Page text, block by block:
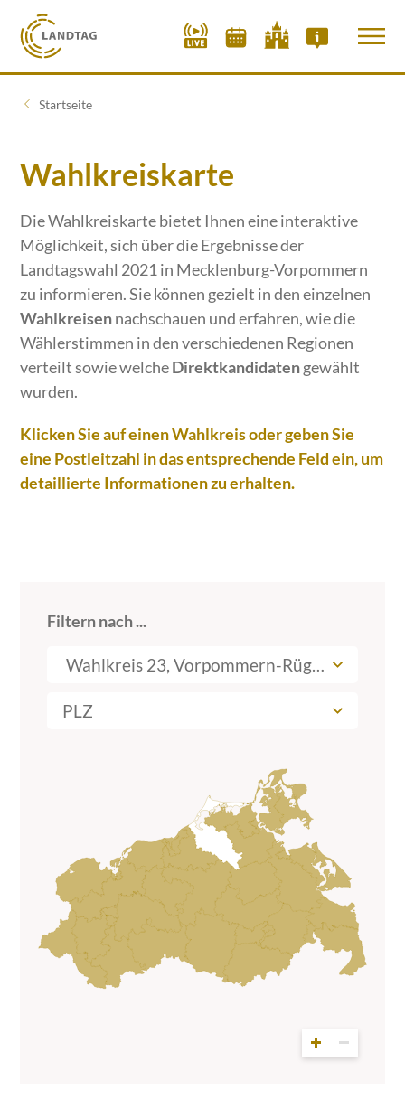
Startseite
Wahlkreiskarte
Die Wahlkreiskarte bietet Ihnen eine interaktive
Möglichkeit, sich über die Ergebnisse der
Landtagswahl 2021 in Mecklenburg-Vorpommern
zu informieren. Sie können gezielt in den einzelnen
Wahlkreisennachschauen und erfahren, wie die
Wählerstimmen in den verschiedenen Regionen
verteilt sowie welcheDirektkandidatengewählt
wurden.
Klicken Sie auf einen Wahlkreis oder geben Sie
eine Postleitzahl in das entsprechende Feld ein, um
detaillierte Informationen zu erhalten.
Filtern nach ...
Wahlkreis 23, Vorpommern-Rügen I
PLZ